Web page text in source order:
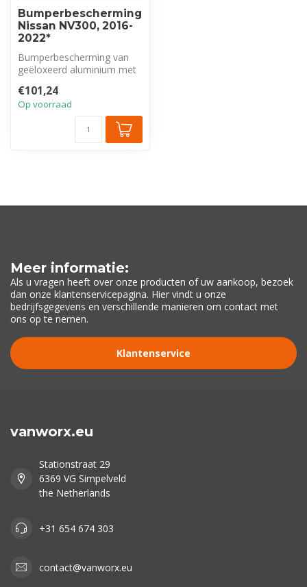
Bumperbescherming
Nissan NV300, 2016-
2022*
Bumperbescherming van
geëloxeerd aluminium met
Nis...
€101,24
Op voorraad
Meer informatie:
Als u vragen heeft over onze producten of uw aankoop, bezoek
dan onze klantenservicepagina. Hier vindt u onze
bedrijfsgegevens en verschillende manieren om contact met
ons op te nemen.
Klantenservice
vanworx.eu
Stationstraat 29
6369 VG Simpelveld
the Netherlands
+31 654 674 303
contact@vanworx.eu